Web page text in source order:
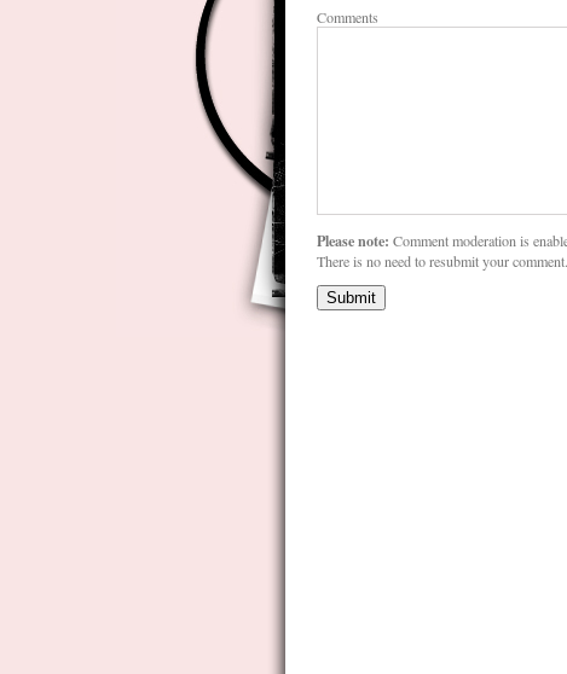
Comments
Please note: Comment moderation is
There is no need to resubmit your comment.